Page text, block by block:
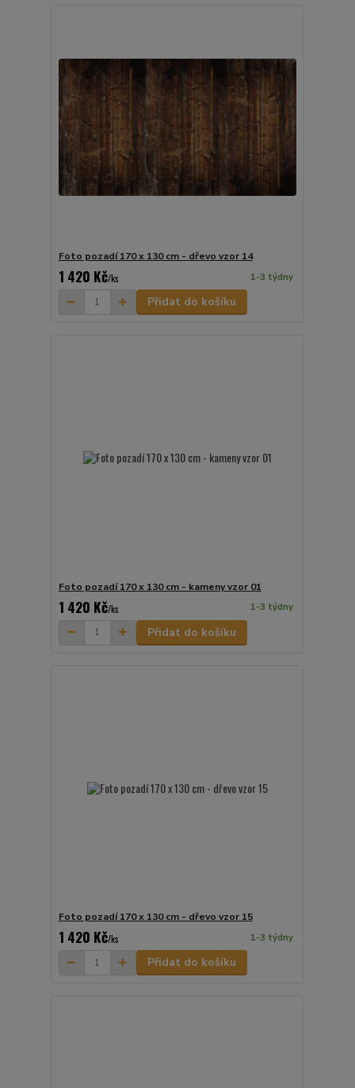
Foto pozadí 170 x 130 cm - dřevo vzor 14
1 420 Kč/ks 1-3 týdny
Přidat do košíku
Foto pozadí 170 x 130 cm - kameny vzor 01
1 420 Kč/ks 1-3 týdny
Přidat do košíku
Foto pozadí 170 x 130 cm - dřevo vzor 15
1 420 Kč/ks 1-3 týdny
Přidat do košíku